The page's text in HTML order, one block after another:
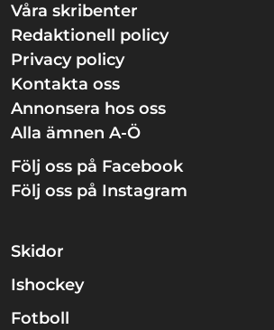
Våra skribenter
Redaktionell policy
Privacy policy
Kontakta oss
Annonsera hos oss
Alla ämnen A-Ö
Följ oss på Facebook
Följ oss på Instagram
Skidor
Ishockey
Fotboll